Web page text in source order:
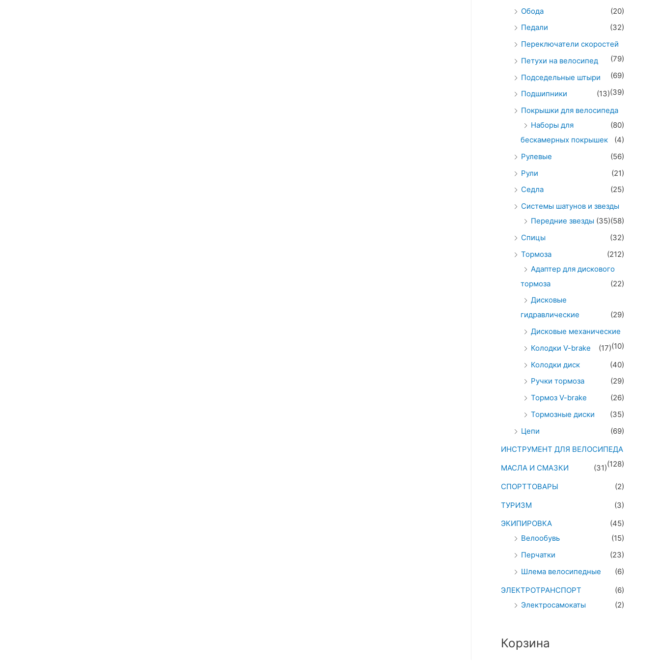
Обода
(20)
Педали
(32)
Переключатели скоростей
(79)
Петухи на велосипед
(69)
Подседельные штыри
(39)
Подшипники
(13)
Покрышки для велосипеда
(80)
Наборы для
бескамерных покрышек
(4)
Рулевые
(56)
Рули
(21)
Седла
(25)
Системы шатунов и звезды
(58)
Передние звезды (35)
Спицы
(32)
Тормоза
(212)
Адаптер для дискового
тормоза
(22)
Дисковые
гидравлические
(29)
Дисковые механические
(10)
Колодки V-brake
(17)
Колодки диск
(40)
Ручки тормоза
(29)
Тормоз V-brake
(26)
Тормозные диски
(35)
Цепи
(69)
ИНСТРУМЕНТ ДЛЯ ВЕЛОСИПЕДА
(128)
МАСЛА И СМАЗКИ
(31)
СПОРТТОВАРЫ
(2)
ТУРИЗМ
(3)
ЭКИПИРОВКА
(45)
Велообувь
(15)
Перчатки
(23)
Шлема велосипедные
(6)
ЭЛЕКТРОТРАНСПОРТ
(6)
Электросамокаты
(2)
Корзина